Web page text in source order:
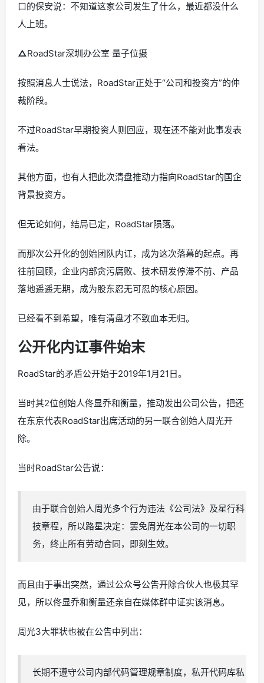
口的保安说：不知道这家公司发生了什么，最近都没什么
人上班。
△RoadStar深圳办公室 量子位摄
按照消息人士说法，RoadStar正处于“公司和投资方”的仲
裁阶段。
不过RoadStar早期投资人则回应，现在还不能对此事发表
看法。
其他方面，也有人把此次清盘推动力指向RoadStar的国企
背景投资方。
但无论如何，结局已定，RoadStar陨落。
而那次公开化的创始团队内讧，成为这次落幕的起点。再
往前回顾，企业内部贪污腐败、技术研发停滞不前、产品
落地遥遥无期，成为股东忍无可忍的核心原因。
已经看不到希望，唯有清盘才不致血本无归。
公开化内讧事件始末
RoadStar的矛盾公开始于2019年1月21日。
当时其2位创始人佟显乔和衡量，推动发出公司公告，把还
在东京代表RoadStar出席活动的另一联合创始人周光开
除。
当时RoadStar公告说：
由于联合创始人周光多个行为违法《公司法》及星行科
技章程，所以路星决定：罢免周光在本公司的一切职
务，终止所有劳动合同，即刻生效。
而且由于事出突然，通过公众号公告开除合伙人也极其罕
见，所以佟显乔和衡量还亲自在媒体群中证实该消息。
周光3大罪状也被在公告中列出：
长期不遵守公司内部代码管理规章制度，私开代码库私